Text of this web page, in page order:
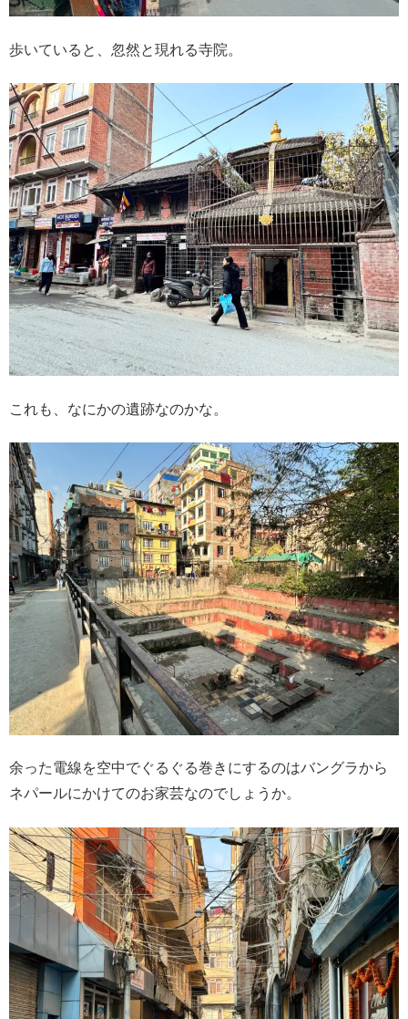
歩いていると、忽然と現れる寺院。
これも、なにかの遺跡なのかな。
余った電線を空中でぐるぐる巻きにするのはバングラから
ネパールにかけてのお家芸なのでしょうか。